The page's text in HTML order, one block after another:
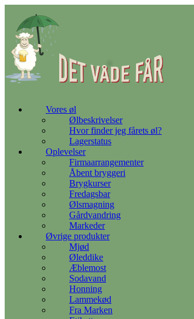
indhold
Vores øl
Ølbeskrivelser
Hvor finder jeg fårets øl?
Lagerstatus
Oplevelser
Firmaarrangementer
Åbent bryggeri
Brygkurser
Fredagsbar
Ølsmagning
Gårdvandring
Markeder
Øvrige produkter
Mjød
Øleddike
Æblemost
Sodavand
Honning
Lammekød
Fra Marken